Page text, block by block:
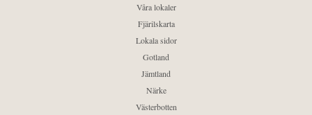
Våra lokaler
Fjärilskarta
Lokala sidor
Gotland
Jämtland
Närke
Västerbotten